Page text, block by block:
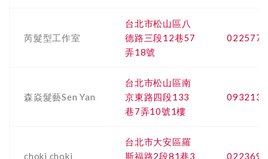
芮髮型工作室
台北市松山區八
德路三段12巷57
弄18號
森焱髮藝Sen Yan
台北市松山區南
京東路四段133
巷7弄10號1樓
choki choki
台北市大安區羅
斯福路2段81巷3